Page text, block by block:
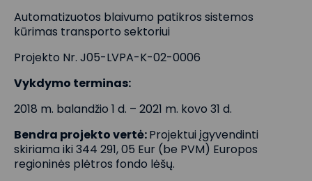
Automatizuotos blaivumo patikros sistemos
kūrimas transporto sektoriui
Projekto Nr. J05-LVPA-K-02-0006
Vykdymo terminas:
2018 m. balandžio 1 d. – 2021 m. kovo 31 d.
Bendra projekto vertė:Projektui įgyvendinti
skiriama iki 344 291, 05 Eur (be PVM) Europos
regioninės plėtros fondo lėšų.